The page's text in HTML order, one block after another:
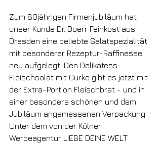
Zum 80jährigen Firmenjubiläum hat
unser Kunde Dr. Doerr Feinkost aus
Dresden eine beliebte Salatspezialität
mit besonderer Rezeptur-Raffinesse
neu aufgelegt: Den Delikatess-
Fleischsalat mit Gurke gibt es jetzt mit
der Extra-Portion Fleischbrät - und in
einer besonders schönen und dem
Jubiläum angemessenen Verpackung.
Unter dem von der Kölner
Werbeagentur LIEBE DEINE WELT